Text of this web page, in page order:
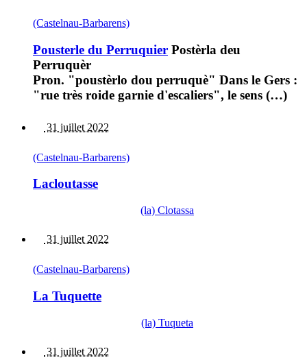
(Castelnau-Barbarens)
Pousterle du Perruquier Postèrla deu
Perruquèr
Pron. "poustèrlo dou perruquè" Dans le Gers :
"rue très roide garnie d'escaliers", le sens (…)
31 juillet 2022
(Castelnau-Barbarens)
Lacloutasse
(la) Clotassa
31 juillet 2022
(Castelnau-Barbarens)
La Tuquette
(la) Tuqueta
31 juillet 2022